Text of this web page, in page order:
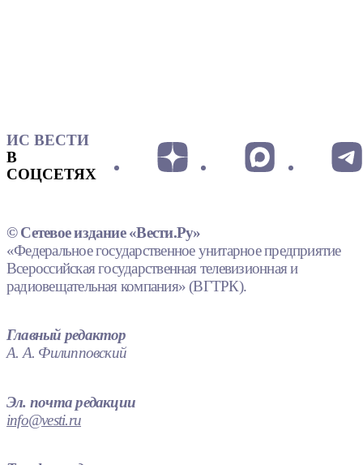
ИС ВЕСТИ
В
СОЦСЕТЯХ
© Сетевое издание «Вести.Ру»
«Федеральное государственное унитарное предприятие
Всероссийская государственная телевизионная и
радиовещательная компания» (ВГТРК).
Главный редактор
А. А. Филипповский
Эл. почта редакции
info@vesti.ru